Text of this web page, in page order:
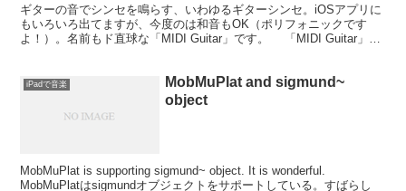
ギターの音でシンセを鳴らす、いわゆるギターシンセ。iOSアプリに
もいろいろ出てますが、今度のは和音もOK（ポリフォニックです
よ！）。名前もド直球な「MIDI Guitar」です。 「MIDI Guitar」は
iPadで音楽
MobMuPlat and sigmund~
object
MobMuPlat is supporting sigmund~ object. It is wonderful.
MobMuPlatはsigmundオブジェクトをサポートしている。すばらし